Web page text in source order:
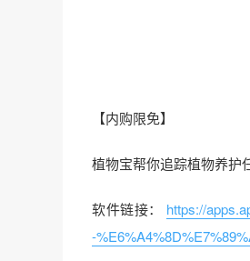
【内购限免】
植物宝帮你追踪植物养护
软件链接：
https://
-